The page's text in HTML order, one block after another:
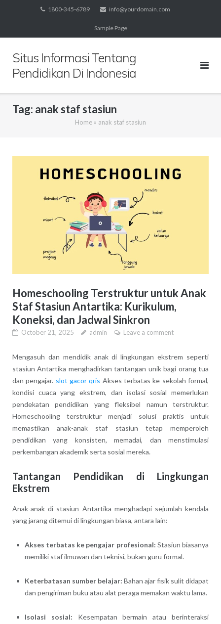
1800-345-6789 info@yourdomain.com
Sample Page
Situs Informasi Tentang
Pendidikan Di Indonesia
Tag: anak staf stasiun
Home » anak staf stasiun
Homeschooling Terstruktur untuk Anak
Staf Stasiun Antartika: Kurikulum,
Koneksi, dan Jadwal Sinkron
October 21, 2025 admin Leave a comment
Mengasuh dan mendidik anak di lingkungan ekstrem seperti
stasiun Antartika menghadirkan tantangan unik bagi orang tua
dan pengajar. slot gacor qris Akses terbatas ke sekolah formal,
kondisi cuaca yang ekstrem, dan isolasi sosial memerlukan
pendekatan pendidikan yang fleksibel namun terstruktur.
Homeschooling terstruktur menjadi solusi praktis untuk
memastikan anak-anak staf stasiun tetap memperoleh
pendidikan yang konsisten, memadai, dan menstimulasi
perkembangan akademik serta sosial mereka.
Tantangan Pendidikan di Lingkungan
Ekstrem
Anak-anak di stasiun Antartika menghadapi sejumlah kendala
yang jarang ditemui di lingkungan biasa, antara lain:
Akses terbatas ke pengajar profesional: Stasiun biasanya
memiliki staf ilmuwan dan teknisi, bukan guru formal.
Keterbatasan sumber belajar: Bahan ajar fisik sulit didapat
dan pengiriman buku atau alat peraga memakan waktu lama.
Isolasi sosial: Kesempatan bermain atau berinteraksi